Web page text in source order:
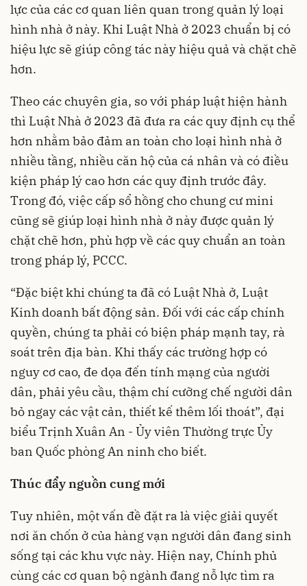
lực của các cơ quan liên quan trong quản lý loại
hình nhà ở này. Khi Luật Nhà ở 2023 chuẩn bị có
hiệu lực sẽ giúp công tác này hiệu quả và chặt chẽ
hơn.
Theo các chuyên gia, so với pháp luật hiện hành
thì Luật Nhà ở 2023 đã đưa ra các quy định cụ thể
hơn nhằm bảo đảm an toàn cho loại hình nhà ở
nhiều tầng, nhiều căn hộ của cá nhân và có điều
kiện pháp lý cao hơn các quy định trước đây.
Trong đó, việc cấp sổ hồng cho chung cư mini
cũng sẽ giúp loại hình nhà ở này được quản lý
chặt chẽ hơn, phù hợp về các quy chuẩn an toàn
trong pháp lý, PCCC.
“Đặc biệt khi chúng ta đã có Luật Nhà ở, Luật
Kinh doanh bất động sản. Đối với các cấp chính
quyền, chúng ta phải có biện pháp mạnh tay, rà
soát trên địa bàn. Khi thấy các trường hợp có
nguy cơ cao, đe dọa đến tính mạng của người
dân, phải yêu cầu, thậm chí cưỡng chế người dân
bỏ ngay các vật cản, thiết kế thêm lối thoát”, đại
biểu Trịnh Xuân An - Ủy viên Thường trực Ủy
ban Quốc phòng An ninh cho biết.
Thúc đẩy nguồn cung mới
Tuy nhiên, một vấn đề đặt ra là việc giải quyết
nơi ăn chốn ở của hàng vạn người dân đang sinh
sống tại các khu vực này. Hiện nay, Chính phủ
cùng các cơ quan bộ ngành đang nỗ lực tìm ra